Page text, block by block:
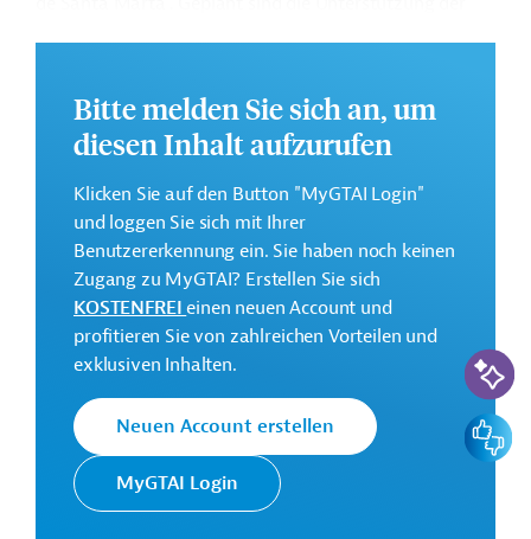
Weitere Informationen zu dem Entwicklungsprojekt
finden Sie auf derWebseite der IDB
und im
Originaldokument, das zum Download bereitsteht.
Gesamtkosten:
49,8 Mio. US-Dollar
Geberbeitrag:
8,2 Mio. US-Dollar (Zuschuss)
Kontaktadressen
Die IDB ist die wichtigste
Bitte melden Sie sich an, um
diesen Inhalt aufzurufen
Klicken Sie auf den Button "MyGTAI Login"
und loggen Sie sich mit Ihrer
Benutzererkennung ein. Sie haben noch keinen
Zugang zu MyGTAI? Erstellen Sie sich
KOSTENFREIeinen neuen Account und
profitieren Sie von zahlreichen Vorteilen und
exklusiven Inhalten.
Neuen Account erstellen
MyGTAI Login
KI-